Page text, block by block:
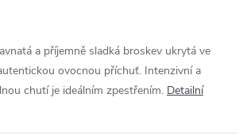
a příjemně sladká broskev ukrytá ve
ovocnou příchuť. Intenzivní a
chutí je ideálním zpestřením. Detailní